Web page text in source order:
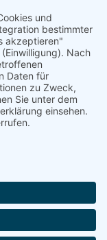
ihnen ein